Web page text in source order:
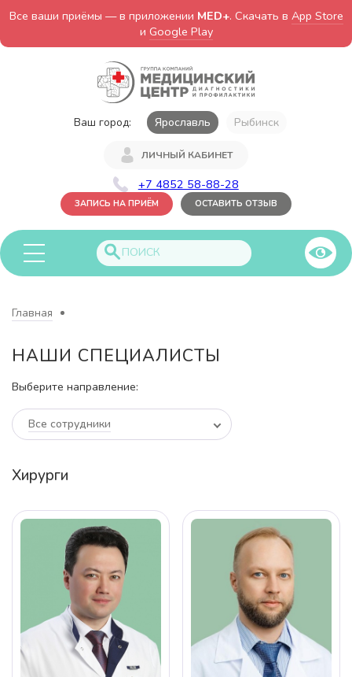
Все ваши приёмы — в приложении MED+. Скачать в App Store
и Google Play
Ваш город: Ярославль Рыбинск
ЛИЧНЫЙ КАБИНЕТ
+7 4852 58-88-28
ЗАПИСЬ НА ПРИЁМ ОСТАВИТЬ ОТЗЫВ
Главная
НАШИ СПЕЦИАЛИСТЫ
Выберите направление:
Все сотрудники
Хирурги